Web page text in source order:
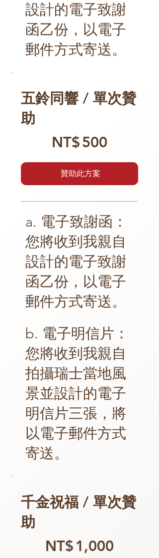
設計的電子致謝
函乙份，以電子
郵件方式寄送。
五鈴同響 / 單次贊
助
NT$500
贊助此方案
a. 電子致謝函：
您將收到我親自
設計的電子致謝
函乙份，以電子
郵件方式寄送。
b. 電子明信片：
您將收到我親自
拍攝瑞士當地風
景並設計的電子
明信片三張，將
以電子郵件方式
寄送。
千金祝福 / 單次贊
助
NT$ 1,000